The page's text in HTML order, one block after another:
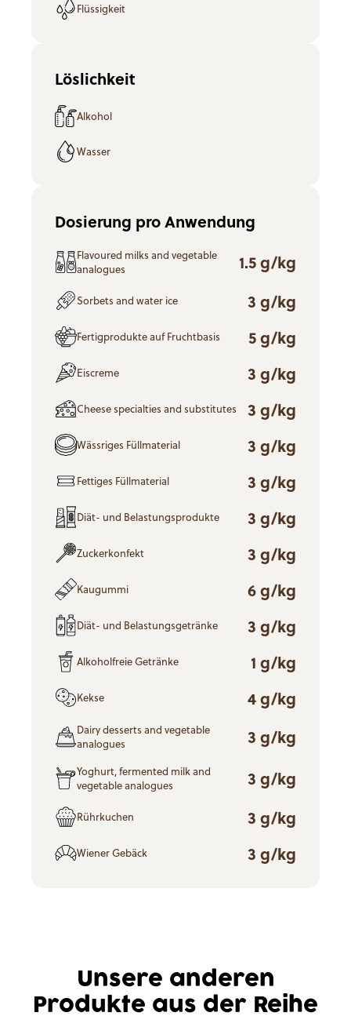
Flüssigkeit
Löslichkeit
Alkohol
Wasser
Dosierung pro Anwendung
Flavoured milks and vegetable
analogues
1.5 g/kg
Sorbets and water ice 3 g/kg
Fertigprodukte auf Fruchtbasis 5 g/kg
Eiscreme 3 g/kg
Cheese specialties and substitutes 3 g/kg
Wässriges Füllmaterial 3 g/kg
Fettiges Füllmaterial 3 g/kg
Diät- und Belastungsprodukte 3 g/kg
Zuckerkonfekt 3 g/kg
Kaugummi 6 g/kg
Diät- und Belastungsgetränke 3 g/kg
Alkoholfreie Getränke 1 g/kg
Kekse 4 g/kg
Dairy desserts and vegetable
analogues
3 g/kg
Yoghurt, fermented milk and
vegetable analogues
3 g/kg
Rührkuchen 3 g/kg
Wiener Gebäck 3 g/kg
Unsere anderen
Produkte aus der Reihe